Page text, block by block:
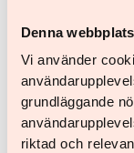
Denna
Vi använder
grundläggande
riktad och
Utvecklingen
studier har visat
kan bidra till
metabol hälsa.
och målgruppen
för